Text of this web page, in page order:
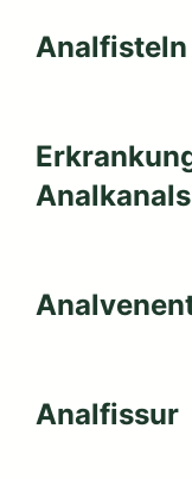
Analfisteln
Analkanals
Analfissur